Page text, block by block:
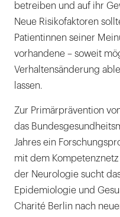
betreiben und auf ihr
Neue Risikofaktoren
Patientinnen seiner
vorhandene – soweit
Verhaltensänderung
lassen.
Zur Primärprävention
das
Jahres ein
mit dem
der Neurologie sucht
Epidemiologie und
Charité Berlin nach